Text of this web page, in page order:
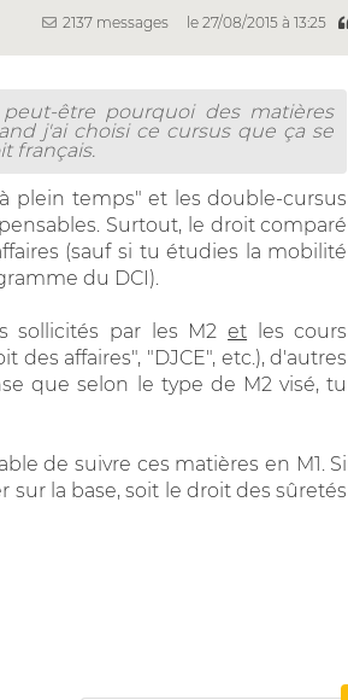
2137 messages le 27/08/2015 à 13:25
être pourquoi des matières
j'ai choisi ce cursus que ça se
français.
plein temps" et les double-cursus
Surtout, le droit comparé
(sauf si tu étudies la mobilité
du DCI).
sollicités par les M2et les cours
des affaires", "DJCE", etc.), d'autres
que selon le type de M2 visé, tu
de suivre ces matières en M1. Si
la base, soit le droit des sûretés